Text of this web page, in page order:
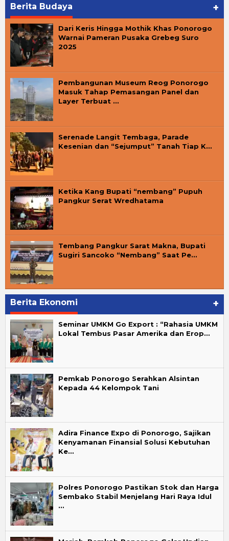
Berita Budaya +
Dari Keris Hingga Mothik Khas Ponorogo
Warnai Pameran Pusaka Grebeg Suro
2025
Pembangunan Museum Reog Ponorogo
Masuk Tahap Pemasangan Panel dan
Layer Terbuat …
Serenade Langit Tembaga, Parade
Kesenian dan “Sejumput” Tanah Tiap K…
Ketika Kang Bupati “nembang” Pupuh
Pangkur Serat Wredhatama
Tembang Pangkur Sarat Makna, Bupati
Sugiri Sancoko “Nembang” Saat Pe…
Berita Ekonomi +
Seminar UMKM Go Export : “Rahasia UMKM
Lokal Tembus Pasar Amerika dan Erop…
Pemkab Ponorogo Serahkan Alsintan
Kepada 44 Kelompok Tani
Adira Finance Expo di Ponorogo, Sajikan
Kenyamanan Finansial Solusi Kebutuhan
Ke…
Polres Ponorogo Pastikan Stok dan Harga
Sembako Stabil Menjelang Hari Raya Idul
…